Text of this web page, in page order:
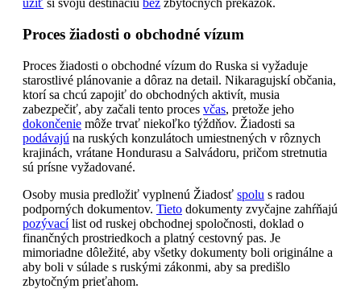
užiť si svoju destináciu bez zbytočných prekážok.
Proces žiadosti o obchodné vízum
Proces žiadosti o obchodné vízum do Ruska si vyžaduje
starostlivé plánovanie a dôraz na detail. Nikaragujskí občania,
ktorí sa chcú zapojiť do obchodných aktivít, musia
zabezpečiť, aby začali tento proces včas, pretože jeho
dokončenie môže trvať niekoľko týždňov. Žiadosti sa
podávajú na ruských konzulátoch umiestnených v rôznych
krajinách, vrátane Hondurasu a Salvádoru, pričom stretnutia
sú prísne vyžadované.
Osoby musia predložiť vyplnenú Žiadosť spolu s radou
podporných dokumentov. Tieto dokumenty zvyčajne zahŕňajú
pozývacílist od ruskej obchodnej spoločnosti, doklad o
finančných prostriedkoch a platný cestovný pas. Je
mimoriadne dôležité, aby všetky dokumenty boli originálne a
aby boli v súlade s ruskými zákonmi, aby sa predišlo
zbytočným prieťahom.